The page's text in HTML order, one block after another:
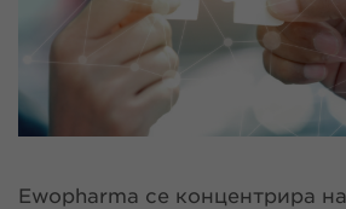
Ewopharma се концентрира